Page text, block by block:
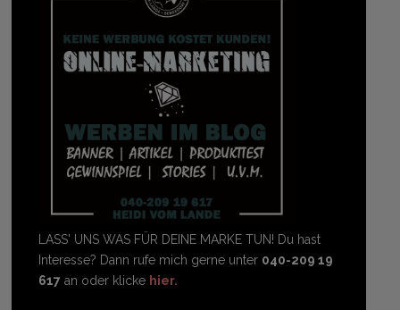
LASS' UNS WAS FÜR DEINE MARKE TUN! Du hast
Interesse? Dann rufe mich gerne unter 040-209 19
617 an oder klicke hier.